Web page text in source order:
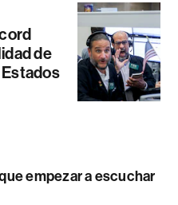
de
empezar a escuchar